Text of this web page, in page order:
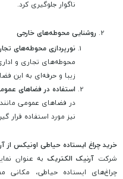
ناگوار جلوگیری کرد.
روشنایی محوطه‌های خارجی
نورپردازی محوطه‌های
محوطه‌های تجاری و
زیبا و حرفه‌ای به این
استفاده در فضاهای
در فضاهای عمومی
نیز مورد استفاده قرار
خرید چراغ ایستاده حیاطی اونیکس از
شرکت آرنیک الکتریک به عنوان
چراغ‌های ایستاده حیاطی،